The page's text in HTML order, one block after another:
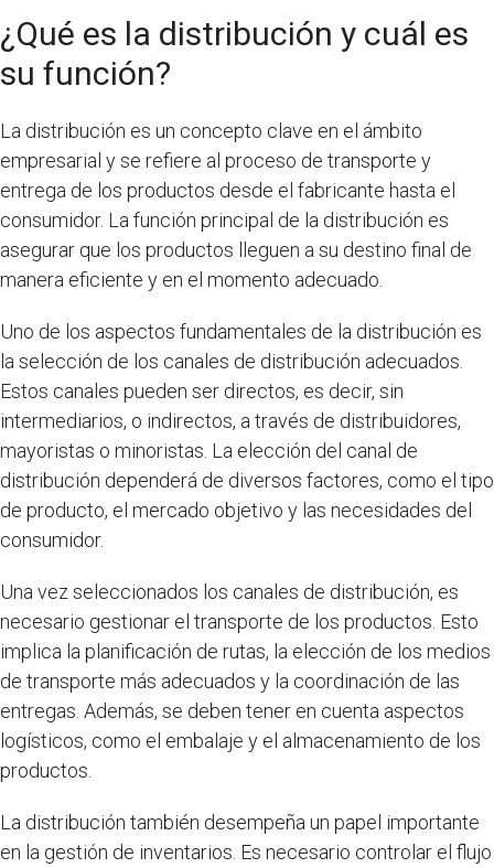
¿Qué es la distribución y cuál es
su función?
La distribución es un concepto clave en el ámbito
empresarial y se refiere al proceso de transporte y
entrega de los productos desde el fabricante hasta el
consumidor. La función principal de la distribución es
asegurar que los productos lleguen a su destino final de
manera eficiente y en el momento adecuado.
Uno de los aspectos fundamentales de la distribución es
la selección de los canales de distribución adecuados.
Estos canales pueden ser directos, es decir, sin
intermediarios, o indirectos, a través de distribuidores,
mayoristas o minoristas. La elección del canal de
distribución dependerá de diversos factores, como el tipo
de producto, el mercado objetivo y las necesidades del
consumidor.
Una vez seleccionados los canales de distribución, es
necesario gestionar el transporte de los productos. Esto
implica la planificación de rutas, la elección de los medios
de transporte más adecuados y la coordinación de las
entregas. Además, se deben tener en cuenta aspectos
logísticos, como el embalaje y el almacenamiento de los
productos.
La distribución también desempeña un papel importante
en la gestión de inventarios. Es necesario controlar el flujo